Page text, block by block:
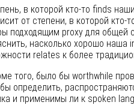
в которой кто-то finds
от степени, в которой
подходящим proxy для общей
насколько хорошо наша
relates к более
того, было бы worthwhile
определить,
и применимы ли к spoken